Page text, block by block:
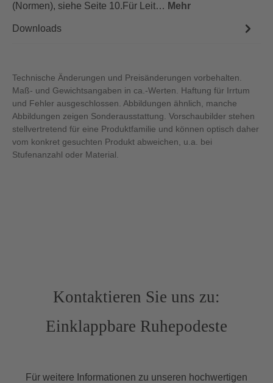
(Normen), siehe Seite 10.Für Leit… Mehr
Downloads
Technische Änderungen und Preisänderungen vorbehalten.
Maß- und Gewichtsangaben in ca.-Werten. Haftung für Irrtum
und Fehler ausgeschlossen. Abbildungen ähnlich, manche
Abbildungen zeigen Sonderausstattung. Vorschaubilder stehen
stellvertretend für eine Produktfamilie und können optisch daher
vom konkret gesuchten Produkt abweichen, u.a. bei
Stufenanzahl oder Material.
Kontaktieren Sie uns zu:
Einklappbare Ruhepodeste
Für weitere Informationen zu unseren hochwertigen